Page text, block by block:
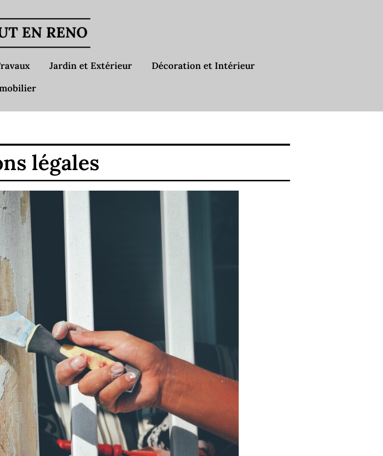
Jardin et Extérieur
Décoration et Intérieur
légales